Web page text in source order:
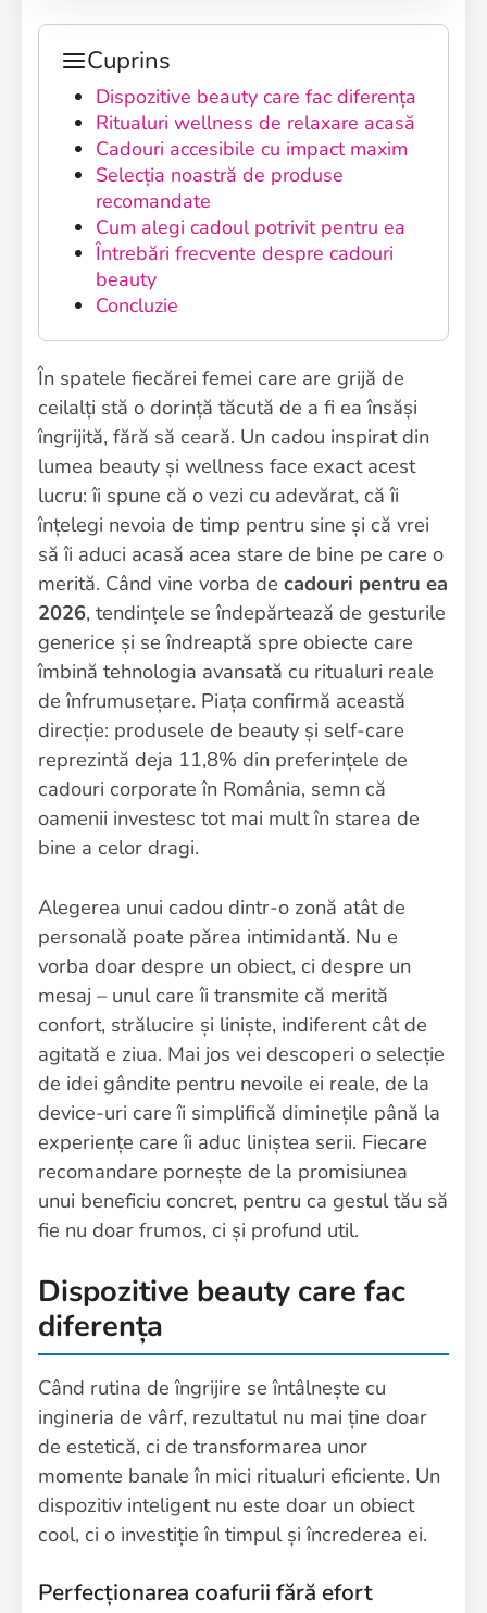
Cuprins
Dispozitive beauty care fac diferența
Ritualuri wellness de relaxare acasă
Cadouri accesibile cu impact maxim
Selecția noastră de produse
recomandate
Cum alegi cadoul potrivit pentru ea
Întrebări frecvente despre cadouri
beauty
Concluzie
În spatele fiecărei femei care are grijă de
ceilalți stă o dorință tăcută de a fi ea însăși
îngrijită, fără să ceară. Un cadou inspirat din
lumea beauty și wellness face exact acest
lucru: îi spune că o vezi cu adevărat, că îi
înțelegi nevoia de timp pentru sine și că vrei
să îi aduci acasă acea stare de bine pe care o
merită. Când vine vorba de cadouri pentru ea
2026, tendințele se îndepărtează de gesturile
generice și se îndreaptă spre obiecte care
îmbină tehnologia avansată cu ritualuri reale
de înfrumusețare. Piața confirmă această
direcție: produsele de beauty și self-care
reprezintă deja 11,8% din preferințele de
cadouri corporate în România, semn că
oamenii investesc tot mai mult în starea de
bine a celor dragi.
Alegerea unui cadou dintr-o zonă atât de
personală poate părea intimidantă. Nu e
vorba doar despre un obiect, ci despre un
mesaj – unul care îi transmite că merită
confort, strălucire și liniște, indiferent cât de
agitată e ziua. Mai jos vei descoperi o selecție
de idei gândite pentru nevoile ei reale, de la
device-uri care îi simplifică diminețile până la
experiențe care îi aduc liniștea serii. Fiecare
recomandare pornește de la promisiunea
unui beneficiu concret, pentru ca gestul tău să
fie nu doar frumos, ci și profund util.
Dispozitive beauty care fac
diferența
Când rutina de îngrijire se întâlnește cu
ingineria de vârf, rezultatul nu mai ține doar
de estetică, ci de transformarea unor
momente banale în mici ritualuri eficiente. Un
dispozitiv inteligent nu este doar un obiect
cool, ci o investiție în timpul și încrederea ei.
Perfecționarea coafurii fără efort